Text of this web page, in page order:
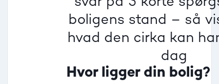
boligens stand – så
hvad den cirka kan
dag
Hvor ligger din bolig?